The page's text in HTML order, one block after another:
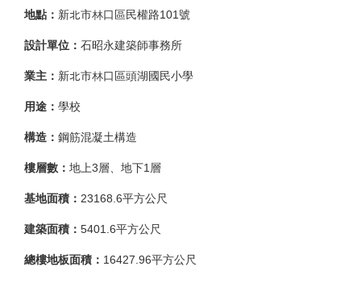
地點： 新北市林口區民權路101號
設計單位： 石昭永建築師事務所
業主： 新北市林口區頭湖國民小學
用途： 學校
構造： 鋼筋混凝土構造
樓層數： 地上3層、地下1層
基地面積： 23168.6平方公尺
建築面積： 5401.6平方公尺
總樓地板面積： 16427.96平方公尺